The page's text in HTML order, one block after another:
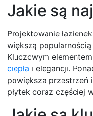
Jakie są
Projektowanie
większą
Kluczowym
ciepła i elegancji.
powiększa przestrzeń
płytek coraz częściej